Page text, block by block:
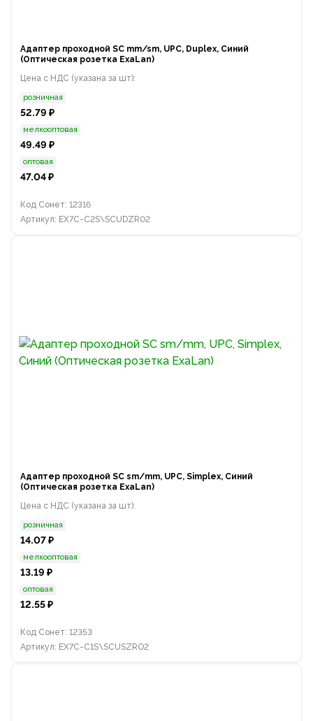
Адаптер проходной SC mm/sm, UPC, Duplex, Синий
(Оптическая розетка ExaLan)
Цена с НДС (указана за шт):
розничная
52.79 ₽
мелкооптовая
49.49 ₽
оптовая
47.04 ₽
Код Сонет: 12316
Артикул: EX7C-C2S\SCUDZR02
Адаптер проходной SC sm/mm, UPC, Simplex, Синий
(Оптическая розетка ExaLan)
Цена с НДС (указана за шт):
розничная
14.07 ₽
мелкооптовая
13.19 ₽
оптовая
12.55 ₽
Код Сонет: 12353
Артикул: EX7C-C1S\SCUSZRO2